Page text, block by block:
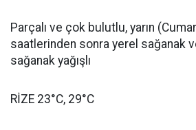
Parçalı ve çok bulutlu, yarın
saatlerinden sonra yerel sağanak
sağanak yağışlı
RİZE 23°C, 29°C